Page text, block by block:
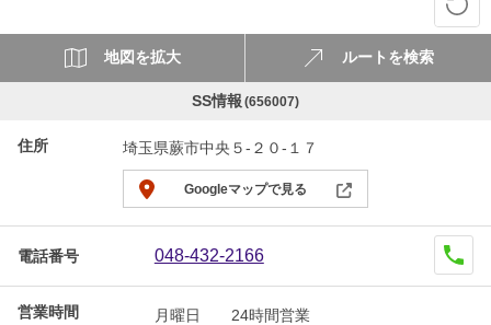
SS情報 (656007)
住所 埼玉県蕨市中央５-２０-１７
Googleマップで見る
電話番号 048-432-2166
営業時間 月曜日
24時間営業
地図を拡大 ルートを検索